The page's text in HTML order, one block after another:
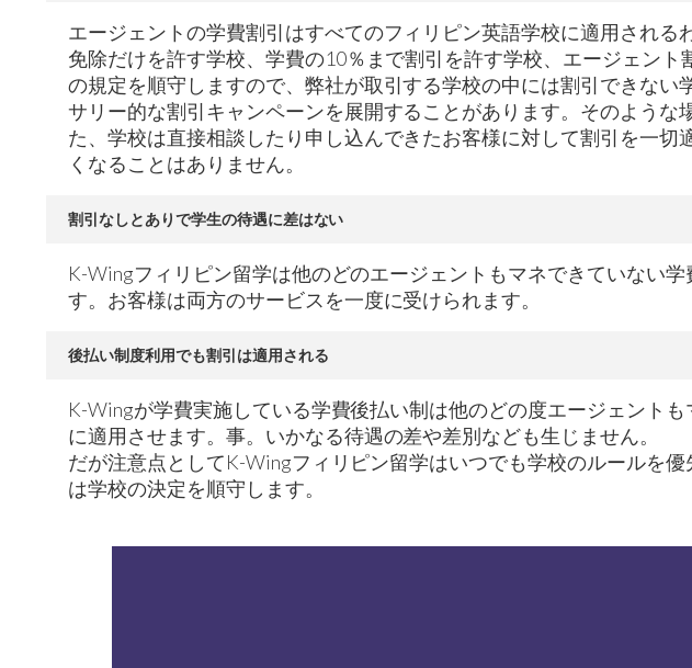
エージェントの学費割引はすべてのフィリピン英語学校に適用され
免除だけを許す学校、学費の10％まで割引を許す学校、エージェン
の規定を順守しますので、弊社が取引する学校の中には割引できな
サリー的な割引キャンペーンを展開することがあります。そのよう
た、学校は直接相談したり申し込んできたお客様に対して割引を一
くなることはありません。
割引なしとありで学生の待遇に差はない
K-Wingフィリピン留学は他のどのエージェントもマネできていない
す。お客様は両方のサービスを一度に受けられます。
後払い制度利用でも割引は適用される
K-Wingが学費実施している学費後払い制は他のどの度エージェント
に適用させます。事。いかなる待遇の差や差別なども生じません。
だが注意点としてK-Wingフィリピン留学はいつでも学校のルールを
は学校の決定を順守します。